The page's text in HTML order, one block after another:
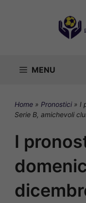
MENU
Home » Pronostici» I
Serie B, amichevoli
I